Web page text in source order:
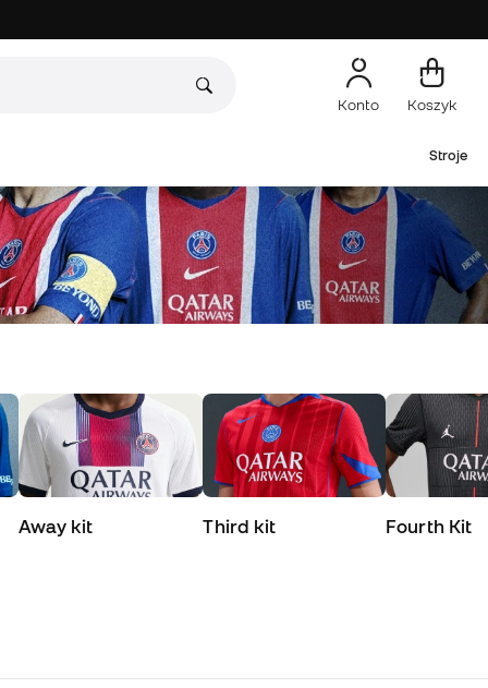
Konto Koszyk
Stroje
Away kit Third kit Fourth Kit